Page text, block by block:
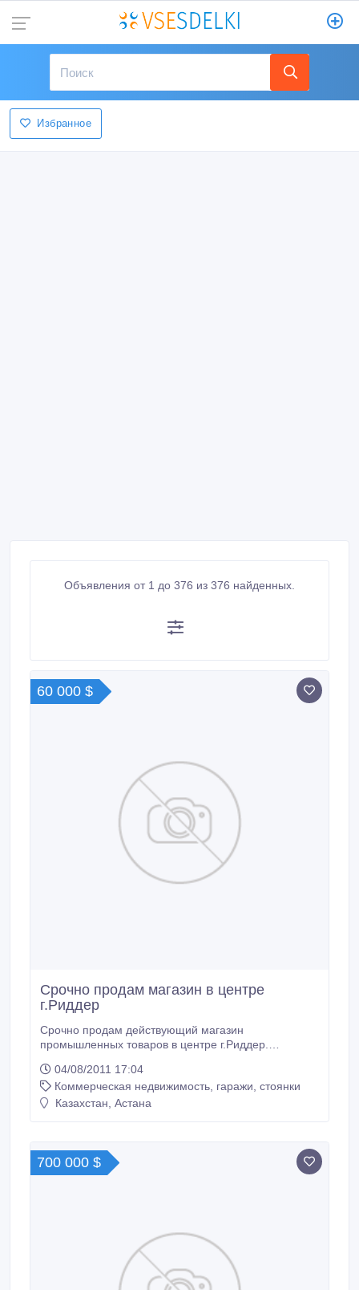
Избранное
Объявления от 1 до 376 из 376 найденных.
60 000 $
Срочно продам магазин в центре
г.Риддер
Срочно продам действующий магазин
промышленных товаров в центре г.Риддер.
помещение, торговое оборудование. Проспект
Независимости 34. Торг Документы готовы. Причина
продажи: переезд.
04/08/2011 17:04
Коммерческая недвижимость, гаражи, стоянки
Казахстан, Астана
700 000 $